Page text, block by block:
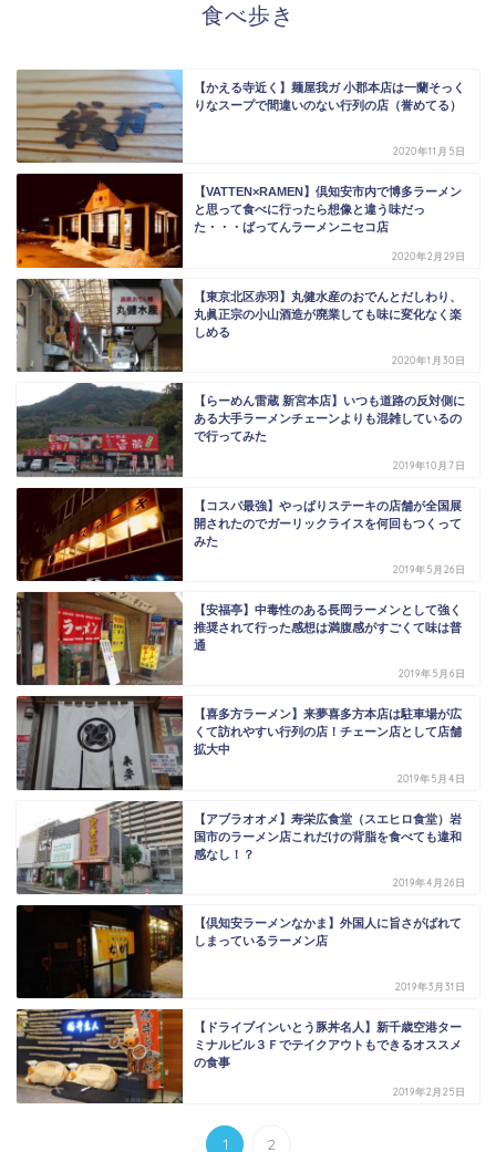
食べ歩き
【かえる寺近く】麺屋我ガ 小郡本店は一蘭そっく
りなスープで間違いのない行列の店（誉めてる）
2020年11月5日
【VATTEN×RAMEN】倶知安市内で博多ラーメン
と思って食べに行ったら想像と違う味だっ
た・・・ばってんラーメンニセコ店
2020年2月29日
【東京北区赤羽】丸健水産のおでんとだしわり、
丸眞正宗の小山酒造が廃業しても味に変化なく楽
しめる
2020年1月30日
【らーめん雷蔵 新宮本店】いつも道路の反対側に
ある大手ラーメンチェーンよりも混雑しているの
で行ってみた
2019年10月7日
【コスパ最強】やっぱりステーキの店舗が全国展
開されたのでガーリックライスを何回もつくって
みた
2019年5月26日
【安福亭】中毒性のある長岡ラーメンとして強く
推奨されて行った感想は満腹感がすごくて味は普
通
2019年5月6日
【喜多方ラーメン】来夢喜多方本店は駐車場が広
くて訪れやすい行列の店！チェーン店として店舗
拡大中
2019年5月4日
【アブラオオメ】寿栄広食堂（スエヒロ食堂）岩
国市のラーメン店これだけの背脂を食べても違和
感なし！？
2019年4月26日
【倶知安ラーメンなかま】外国人に旨さがばれて
しまっているラーメン店
2019年3月31日
【ドライブインいとう豚丼名人】新千歳空港ター
ミナルビル３Ｆでテイクアウトもできるオススメ
の食事
2019年2月25日
1 2